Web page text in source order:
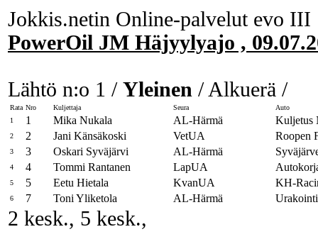
Jokkis.netin Online-palvelut evo III
PowerOil JM Häjyylyajo ,
Lähtö n:o 1 / Yleinen / Alkuerä /
Rata Nro Kuljettaja Seura
Auto
1
1 Mika Nukala AL-Härmä Kuljetus
2 2 Jani Känsäkoski VetUA Roopen
3 3 Oskari Syväjärvi AL-Härmä
4 4 Tommi Rantanen LapUA
5 5 Eetu Hietala KvanUA KH-
6 7 Toni Yliketola AL-Härmä
2 kesk., 5 kesk.,